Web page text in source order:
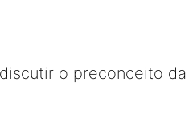
o preconceito da